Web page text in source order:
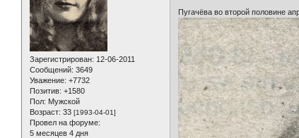
Зарегистрирован: 12-06-2011
Сообщений: 3649
Уважение: +7732
Позитив: +1580
Пол: Мужской
Возраст: 33 [1993-04-01]
Провел на форуме:
5 месяцев 4 дня
Пугачёва во второй половине